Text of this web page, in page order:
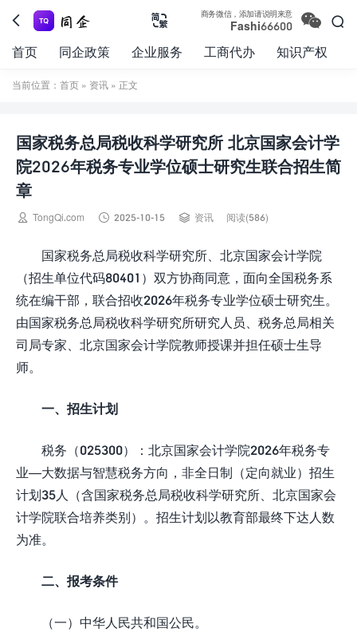
 
商务微信，添加请说明来意
Fashi66600 

首页 同企政策 企业服务 工商代办 知识产权
当前位置： 首页 » 资讯 » 正文
国家税务总局税收科学研究所 北京国家会计学
院2026年税务专业学位硕士研究生联合招生简
章
 TongQi.com  2025-10-15  资讯 阅读(586)
国家税务总局税收科学研究所、北京国家会计学院
（招生单位代码80401）双方协商同意，面向全国税务系
统在编干部，联合招收2026年税务专业学位硕士研究生。
由国家税务总局税收科学研究所研究人员、税务总局相关
司局专家、北京国家会计学院教师授课并担任硕士生导
师。
一、招生计划
税务（025300）：北京国家会计学院2026年税务专
业—大数据与智慧税务方向，非全日制（定向就业）招生
计划35人（含国家税务总局税收科学研究所、北京国家会
计学院联合培养类别）。招生计划以教育部最终下达人数
为准。
二、报考条件
（一）中华人民共和国公民。